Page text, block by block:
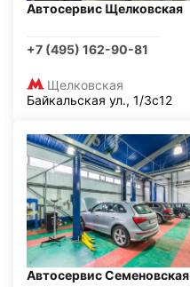
Автосервис Щелковская
+7 (495) 162-90-81
Щелковская
Байкальская ул., 1/3с12
Автосервис Семеновская